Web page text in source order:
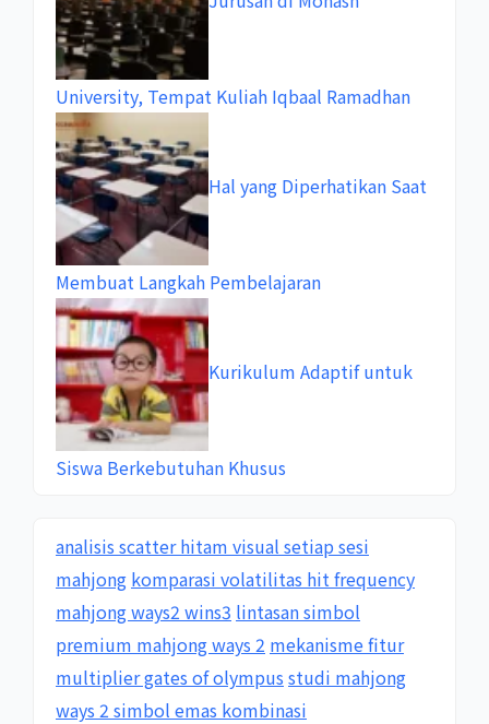
University, Tempat Kuliah Iqbaal Ramadhan
Hal yang Diperhatikan Saat
Membuat Langkah Pembelajaran
Kurikulum Adaptif untuk
Siswa Berkebutuhan Khusus
analisis scatter hitam visual setiap sesi
mahjong komparasi volatilitas hit frequency
mahjong ways2 wins3 lintasan simbol
premium mahjong ways 2 mekanisme fitur
multiplier gates of olympus studi mahjong
ways 2 simbol emas kombinasi